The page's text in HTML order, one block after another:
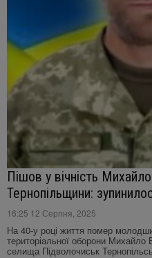
Пішов у вічність
Тернопільщини:
16:25 12 Серпня, 2025
На 40-у році життя помер
територіальної оборони
селища Підволочиськ